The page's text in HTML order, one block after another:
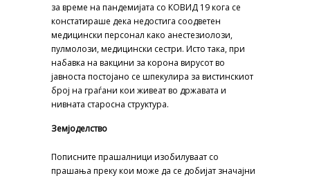
за време на пандемијата со КОВИД 19 кога се
констатираше дека недостига соодветен
медицински персонал како анестезиолози,
пулмолози, медицински сестри. Исто така, при
набавка на вакцини за корона вирусот во
јавноста постојано се шпекулира за вистинскиот
број на граѓани кои живеат во државата и
нивната старосна структура.
Земјоделство
Пописните прашалници изобилуваат со
прашања преку кои може да се добијат значајни